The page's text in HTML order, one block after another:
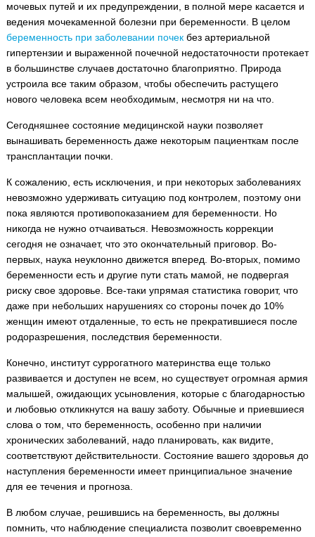
мочевых путей и их предупреждении, в полной мере касается и
ведения мочекаменной болезни при беременности. В целом
беременность при заболевании почекбез артериальной
гипертензии и выраженной почечной недостаточности протекает
в большинстве случаев достаточно благоприятно. Природа
устроила все таким образом, чтобы обеспечить растущего
нового человека всем необходимым, несмотря ни на что.
Сегодняшнее состояние медицинской науки позволяет
вынашивать беременность даже некоторым пациенткам после
трансплантации почки.
К сожалению, есть исключения, и при некоторых заболеваниях
невозможно удерживать ситуацию под контролем, поэтому они
пока являются противопоказанием для беременности. Но
никогда не нужно отчаиваться. Невозможность коррекции
сегодня не означает, что это окончательный приговор. Во-
первых, наука неуклонно движется вперед. Во-вторых, помимо
беременности есть и другие пути стать мамой, не подвергая
риску свое здоровье. Все-таки упрямая статистика говорит, что
даже при небольших нарушениях со стороны почек до 10%
женщин имеют отдаленные, то есть не прекратившиеся после
родоразрешения, последствия беременности.
Конечно, институт суррогатного материнства еще только
развивается и доступен не всем, но существует огромная армия
малышей, ожидающих усыновления, которые с благодарностью
и любовью откликнутся на вашу заботу. Обычные и приевшиеся
слова о том, что беременность, особенно при наличии
хронических заболеваний, надо планировать, как видите,
соответствуют действительности. Состояние вашего здоровья до
наступления беременности имеет принципиальное значение
для ее течения и прогноза.
В любом случае, решившись на беременность, вы должны
помнить, что наблюдение специалиста позволит своевременно